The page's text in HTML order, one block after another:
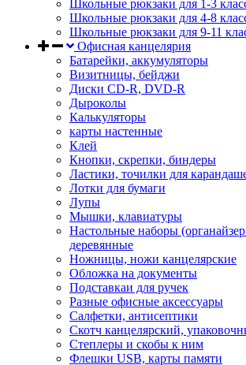
Школьные рюкзаки для 1-3
Школьные рюкзаки для 4-8
Школьные рюкзаки для 9-11
Офисная канцелярия
Батарейки, аккумуляторы
Визитницы, бейджи
Диски CD-R, DVD-R
Дыроколы
Калькуляторы
карты настенные
Клей
Кнопки, скрепки, биндеры
Ластики, точилки для
Лотки для бумаги
Лупы
Мышки, клавиатуры
Настольные наборы
деревянные
Ножницы, ножи канцелярские
Обложка на документы
Подставкаи для ручек
Разные офисные аксессуары
Салфетки, антисептики
Скотч канцелярский,
Степлеры и скобы к ним
Флешки USB, карты памяти